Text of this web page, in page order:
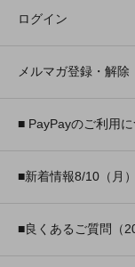
ログイン
メルマガ登録・解除
■ PayPayのご利用に
■新着情報8/10（月
■良くあるご質問（